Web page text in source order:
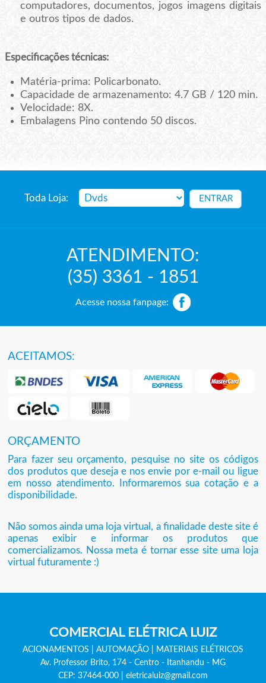
computadores, documentos, jogos imagens digitais
e outros tipos de dados.
Especificações técnicas:
Matéria-prima: Policarbonato.
Capacidade de armazenamento: 4.7 GB / 120 min.
Velocidade: 8X.
Embalagens Pino contendo 50 discos.
Toda Loja:
ATENDIMENTO:
(35) 3361 - 1851
Acesse nossa fanpage:
ACEITAMOS:
ORÇAMENTO
Para fazer seu orçamento, pesquise no site os códigos
dos produtos que deseja e nos envie por e-mail ou ligue
em nosso atendimento. Informaremos sua cotação e a
disponibilidade.
Não somos ainda uma loja virtual, a finalidade deste site é
apenas exibir e informar os produtos que
comercializamos. Nossa meta é tornar esse site uma loja
virtual futuramente :)
COMERCIAL ELÉTRICA LUIZ
ACIONAMENTOS AUTOMAÇÃO
MATERIAIS ELÉTRICOS
Av. Professor Brito, 174 - Centro - Itanhandu - MG
CEP: 37464-000
eletricaluiz@gmail.com